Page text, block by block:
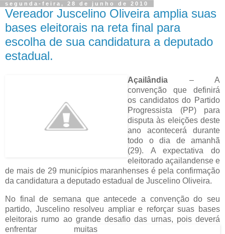
segunda-feira, 28 de junho de 2010
Vereador Juscelino Oliveira amplia suas
bases eleitorais na reta final para
escolha de sua candidatura a deputado
estadual.
Açailândia – A
convenção que definirá
os candidatos do Partido
Progressista (PP) para
disputa às eleições deste
ano acontecerá durante
todo o dia de amanhã
(29). A expectativa do
eleitorado açailandense e
de mais de 29 municípios maranhenses é pela confirmação
da candidatura a deputado estadual de Juscelino Oliveira.
No final de semana que antecede a convenção do seu
partido, Juscelino resolveu ampliar e reforçar suas bases
eleitorais rumo ao grande desafio das urnas, poisdeverá
enfrentar muitas